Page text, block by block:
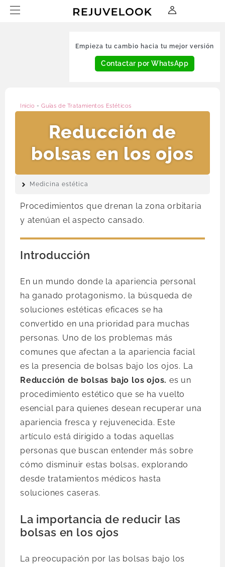
Empieza tu cambio hacia tu mejor versión
Contactar por WhatsApp
Inicio -Guías de Tratamientos Estéticos
Reducción de
bolsas en los ojos
Medicina estética
Procedimientos que drenan la zona orbitaria
y atenúan el aspecto cansado.
Introducción
En un mundo donde la apariencia personal
ha ganado protagonismo, la búsqueda de
soluciones estéticas eficaces se ha
convertido en una prioridad para muchas
personas. Uno de los problemas más
comunes que afectan a la apariencia facial
es la presencia de bolsas bajo los ojos. La
Reducción de bolsas bajo los ojos. es un
procedimiento estético que se ha vuelto
esencial para quienes desean recuperar una
apariencia fresca y rejuvenecida. Este
artículo está dirigido a todas aquellas
personas que buscan entender más sobre
cómo disminuir estas bolsas, explorando
desde tratamientos médicos hasta
soluciones caseras.
La importancia de reducir las
bolsas en los ojos
La preocupación por las bolsas bajo los